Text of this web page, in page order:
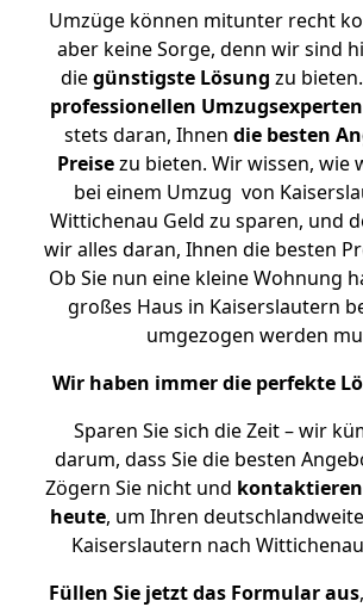
Umzüge können mitunter recht
aber keine Sorge, denn wir sind
diegünstigste Lösung zu
professionellen Umzugsexperten
stets daran, Ihnen die besten
Preisezu bieten. Wir wissen, wie
bei einem Umzug von
Wittichenau Geld zu sparen, und
wir alles daran, Ihnen die besten
Ob Sie nun eine kleine Wohnung
großes Haus in Kaiserslautern
umgezogen werden
Wir haben immer die perfekte
Sparen Sie sich die Zeit – wir
darum, dass Sie die besten
Zögern Sie nicht und kontaktieren
heute, um Ihren
Kaiserslautern nach
Füllen Sie jetzt das Formular aus